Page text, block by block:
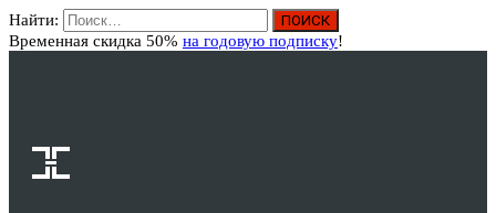
Найти:
Временная скидка 50% на годовую подписку!